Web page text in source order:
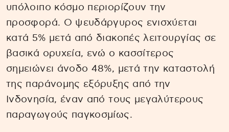
υπόλοιπο κόσμο περιορίζουν την
προσφορά. Ο ψευδάργυρος ενισχύεται
κατά 5% μετά από διακοπές λειτουργίας σε
βασικά ορυχεία, ενώ ο κασσίτερος
σημειώνει άνοδο 48%, μετά την καταστολή
της παράνομης εξόρυξης από την
Ινδονησία, έναν από τους μεγαλύτερους
παραγωγούς παγκοσμίως.